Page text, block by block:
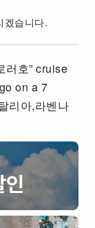
겠습니다.
러호” cruise
on a 7
리아,라벤나